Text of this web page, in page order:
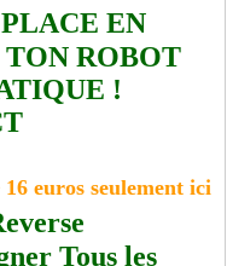
EN
ROBOT
!
euros seulement ici
Tous les